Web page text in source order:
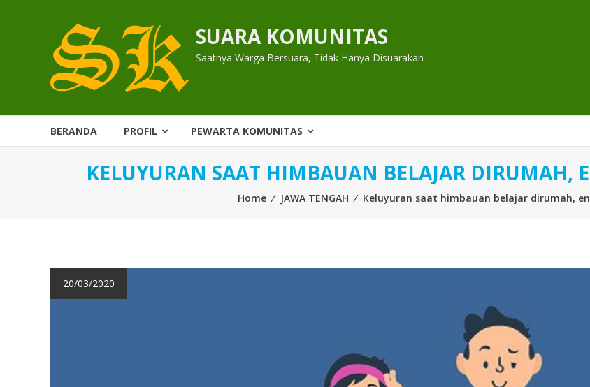
SUARA KOMUNITAS
Saatnya Warga Bersuara, Tidak Hanya Disuarakan
BERANDA PROFIL PEWARTA KOMUNITAS
KELUYURAN SAAT HIMBAUAN BELAJAR DIRUMAH,
Home ⁄ JAWA TENGAH ⁄ Keluyuran saat himbauan belajar dirumah,
20/03/2020